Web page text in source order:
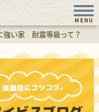
MENU
強い家 耐震等級って？